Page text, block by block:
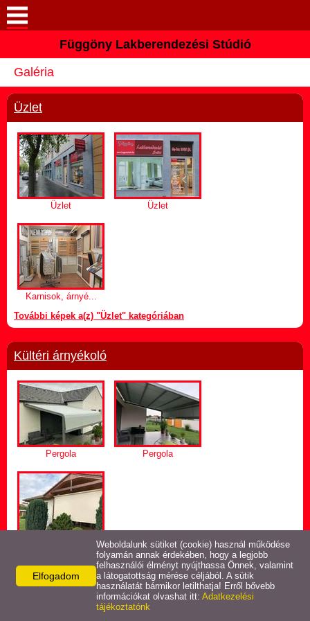
Keresés
Bemutatkozás
Elérhetőségek
Szolgáltatások
Galéria
Függöny Lakberendezési Stúdió
Galéria
Üzlet
Üzlet Üzlet
Karnisok, árnyé...
További képek a(z) "Üzlet" kategóriában
Kültéri árnyékoló
Pergola Pergola
További képek a(z) "Kültéri árnyékoló" kategóriában
Pliszé árnyékoló
Elfogadom
Weboldalunk sütiket (cookie) használ működése
folyamán annak érdekében, hogy a legjobb
felhasználói élményt nyújthassa Önnek, valamint
a látogatottság mérése céljából. A sütik
használatát bármikor letilthatja! Erről bővebb
információkat olvashat itt: Adatkezelési
tájékoztatónk